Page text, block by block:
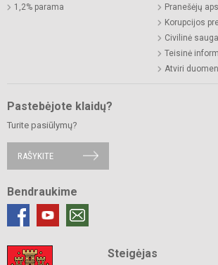
1,2% parama
Pranešėjų
Korupcijos
Civilinė sauga
Teisinė
Atviri
Pastebėjote klaidų?
Turite pasiūlymų?
RAŠYKITE
Bendraukime
Steigėjas